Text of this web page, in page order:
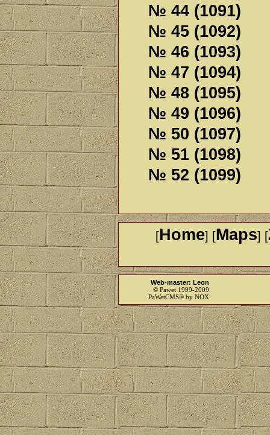
№ 44 (1091)
№ 45 (1092)
№ 46 (1093)
№ 47 (1094)
№ 48 (1095)
№ 49 (1096)
№ 50 (1097)
№ 51 (1098)
№ 52 (1099)
[Home] [Maps] [
Web-master: Leon
© Pawet 1999-2009
PaWetCMS® by NOX